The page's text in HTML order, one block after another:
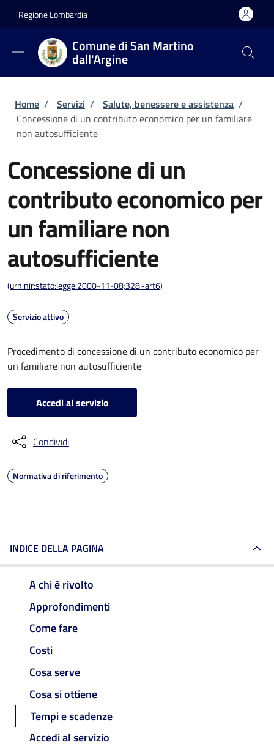
Regione Lombardia
Comune di San Martino
dall'Argine
Briciole di pane
Home / Servizi / Salute, benessere e assistenza /
Concessione di un contributo economico per un familiare
non autosufficiente
Concessione di un
contributo economico per
un familiare non
autosufficiente
(urn:nir:stato:legge:2000-11-08;328~art6)
Servizio attivo
Procedimento di concessione di un contributo economico per
un familiare non autosufficiente
Accedi al servizio
Condividi
Normativa di riferimento
INDICE DELLA PAGINA
A chi è rivolto
Approfondimenti
Come fare
Costi
Cosa serve
Cosa si ottiene
Tempi e scadenze
Accedi al servizio